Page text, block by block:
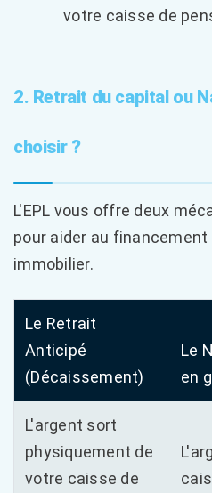
votre caisse de
2. Retrait du capital ou
choisir ?
L'EPL vous offre deux
pour aider au financement
immobilier.
Le Retrait
Anticipé
(Décaissement)
Le
en
L'argent sort
physiquement de
votre caisse de